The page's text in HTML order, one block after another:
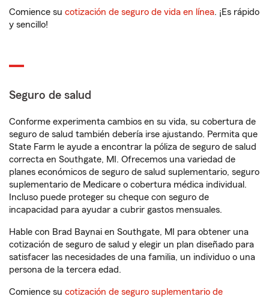
Comience su cotización de seguro de vida en línea. ¡Es rápido
y sencillo!
Seguro de salud
Conforme experimenta cambios en su vida, su cobertura de
seguro de salud también debería irse ajustando. Permita que
State Farm le ayude a encontrar la póliza de seguro de salud
correcta en Southgate, MI. Ofrecemos una variedad de
planes económicos de seguro de salud suplementario, seguro
suplementario de Medicare o cobertura médica individual.
Incluso puede proteger su cheque con seguro de
incapacidad para ayudar a cubrir gastos mensuales.
Hable con Brad Baynai en Southgate, MI para obtener una
cotización de seguro de salud y elegir un plan diseñado para
satisfacer las necesidades de una familia, un individuo o una
persona de la tercera edad.
Comience su cotización de seguro suplementario de